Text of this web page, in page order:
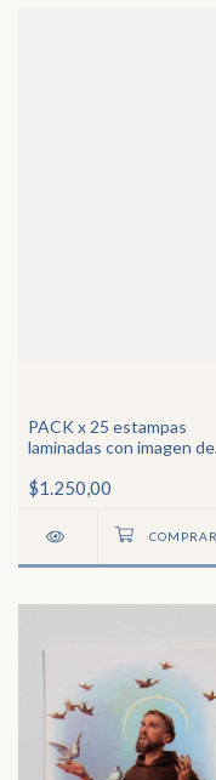
PACK x 25 estampas
laminadas con imagen de
Nicolás
$1.250,00